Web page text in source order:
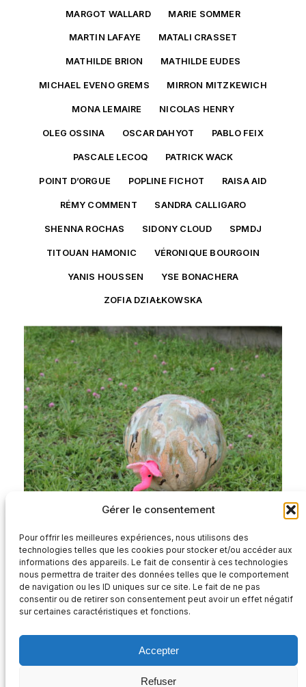
Gérer le consentement
Pour offrir les meilleures expériences, nous utilisons des
technologies telles que les cookies pour stocker et/ou accéder aux
informations des appareils. Le fait de consentir à ces technologies
nous permettra de traiter des données telles que le comportement
de navigation ou les ID uniques sur ce site. Le fait de ne pas
consentir ou de retirer son consentement peut avoir un effet négatif
sur certaines caractéristiques et fonctions.
Accepter
Refuser
MARGOT WALLARD MARIE SOMMER
MARTIN LAFAYE MATALI CRASSET
MATHILDE BRION MATHILDE EUDES
MICHAEL EVENO GREMS MIRRON MITZKEWICH
MONA LEMAIRE NICOLAS HENRY
OLEG OSSINA OSCAR DAHYOT PABLO FEIX
PASCALE LECOQ PATRICK WACK
POINT D’ORGUE POPLINE FICHOT RAISA AID
RÉMY COMMENT SANDRA CALLIGARO
SHENNA ROCHAS SIDONY CLOUD SPMDJ
TITOUAN HAMONIC VÉRONIQUE BOURGOIN
YANIS HOUSSEN YSE BONACHERA
ZOFIA DZIAŁKOWSKA